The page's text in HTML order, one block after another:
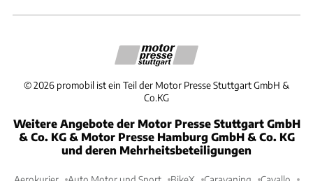
©2026 promobil ist ein Teil der Motor Presse Stuttgart GmbH &
Co.KG
Weitere Angebote der Motor Presse Stuttgart GmbH
& Co. KG & Motor Presse Hamburg GmbH & Co. KG
und deren Mehrheitsbeteiligungen